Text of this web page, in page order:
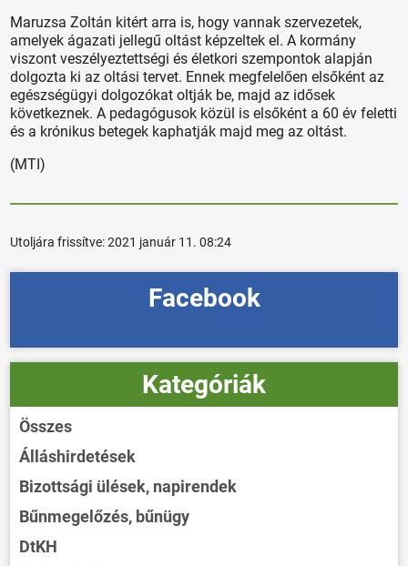
Maruzsa Zoltán kitért arra is, hogy vannak szervezetek,
amelyek ágazati jellegű oltást képzeltek el. A kormány
viszont veszélyeztettségi és életkori szempontok alapján
dolgozta ki az oltási tervet. Ennek megfelelően elsőként az
egészségügyi dolgozókat oltják be, majd az idősek
következnek. A pedagógusok közül is elsőként a 60 év feletti
és a krónikus betegek kaphatják majd meg az oltást.
(MTI)
Utoljára frissítve:2021 január 11. 08:24
Facebook
Kategóriák
Összes
Álláshirdetések
Bizottsági ülések, napirendek
Bűnmegelőzés, bűnügy
DtKH